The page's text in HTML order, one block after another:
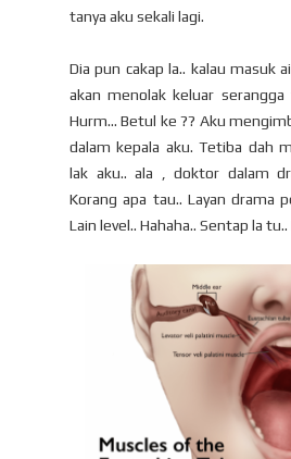
tanya aku sekali lagi.
Dia pun cakap la.. kalau masuk
akan menolak keluar
Hurm... Betul ke ?? Aku
dalam kepala aku. Tetiba dah
lak aku.. ala , doktor dalam
Korang apa tau.. Layan drama
Lain level.. Hahaha.. Sentap la